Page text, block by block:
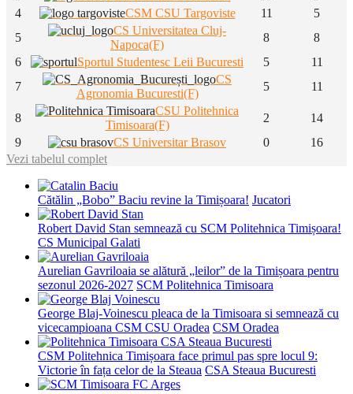
4
CSM CSU Targoviste 11
5
5
CS Universitatea Cluj-
Napoca(F)
8
8
6
Sportul Studentesc Leii Bucuresti 5
11
7
CS
Agronomia Bucuresti(F)
5 11
8
CSU Politehnica
Timisoara(F)
2
14
9
CS Universitar Brasov 0
16
Vezi tabelul complet
Cătălin „Bobo” Baciu revine la Timișoara! Jucatori
Robert David Stan semnează cu SCM Politehnica Timișoara!
CS Municipal Galati
Aurelian Gavriloaia se alătură „leilor” de la Timișoara pentru
sezonul 2026-2027 SCM Politehnica Timisoara
George Blaj-Voinescu pleaca de la Timisoara si semnează cu
vicecampioana CSM CSU Oradea CSM Oradea
CSM Politehnica Timișoara face primul pas spre locul 9:
Victorie în fața celor de la Steaua CSA Steaua Bucuresti